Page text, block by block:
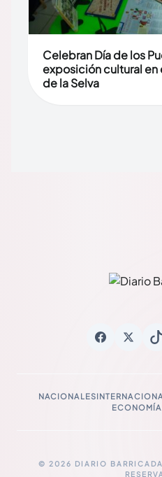
Celebran Día de los
exposición cultural en
de la Selva
NACIONALES
ECONOMÍA
© 2026 DIARIO